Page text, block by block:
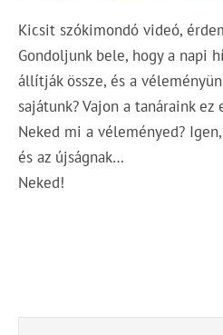
Kicsit szókimondó videó,
Gondoljunk bele, hogy a napi
állítják össze, és a
sajátunk? Vajon a tanáraink ez
Neked mi a véleményed?
és az újságnak…
Neked!